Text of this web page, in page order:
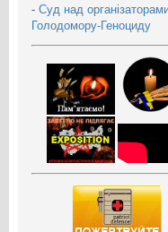
- Суд над
Голодомору-Геноциду